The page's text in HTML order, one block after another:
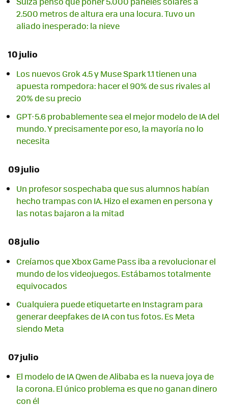
2.500 metros de altura era una locura. Tuvo un
aliado inesperado: la nieve
10 julio
Los nuevos Grok 4.5 y Muse Spark 1.1 tienen una
apuesta rompedora: hacer el 90% de sus rivales al
20% de su precio
GPT-5.6 probablemente sea el mejor modelo de IA del
mundo. Y precisamente por eso, la mayoría no lo
necesita
09 julio
Un profesor sospechaba que sus alumnos habían
hecho trampas con IA. Hizo el examen en persona y
las notas bajaron a la mitad
08 julio
Creíamos que Xbox Game Pass iba a revolucionar el
mundo de los videojuegos. Estábamos totalmente
equivocados
Cualquiera puede etiquetarte en Instagram para
generar deepfakes de IA con tus fotos. Es Meta
siendo Meta
07 julio
El modelo de IA Qwen de Alibaba es la nueva joya de
la corona. El único problema es que no ganan dinero
con él